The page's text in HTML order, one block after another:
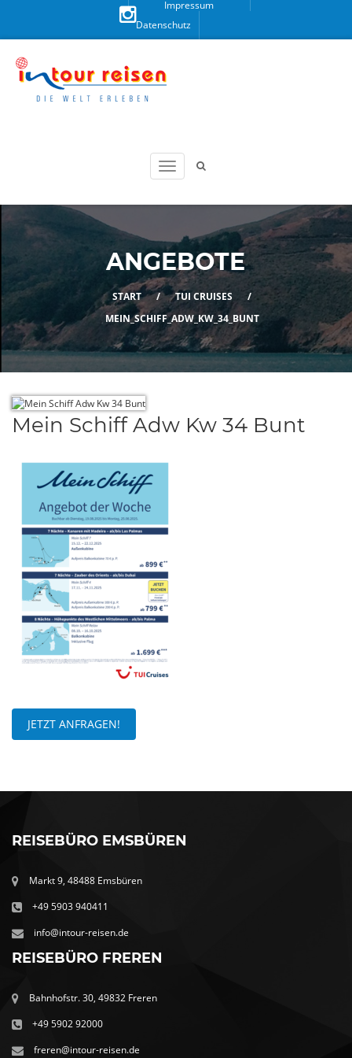
Sie uns
auf
Impressum
Datenschutz
ANGEBOTE
START / TUI CRUISES
/
MEIN_SCHIFF_ADW_KW_34_BUNT
Mein Schiff Adw Kw 34 Bunt
JETZT ANFRAGEN!
REISEBÜRO EMSBÜREN
Markt 9, 48488 Emsbüren
+49 5903 940411
info@intour-reisen.de
REISEBÜRO FREREN
Bahnhofstr. 30, 49832 Freren
+49 5902 92000
freren@intour-reisen.de